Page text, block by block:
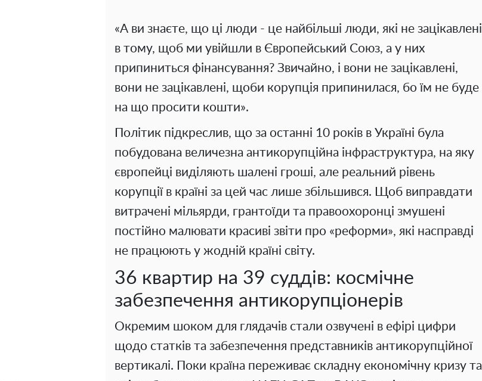
«А ви знаєте, що ці люди - це найбільші люди, які не зацікавлені
в тому, щоб ми увійшли в Європейський Союз, а у них
припиниться фінансування? Звичайно, і вони не зацікавлені,
вони не зацікавлені, щоби корупція припинилася, бо їм не буде
на що просити кошти».
Політик підкреслив, що за останні 10 років в Україні була
побудована величезна антикорупційна інфраструктура, на яку
європейці виділяють шалені гроші, але реальний рівень
корупції в країні за цей час лише збільшився. Щоб виправдати
витрачені мільярди, грантоїди та правоохоронці змушені
постійно малювати красиві звіти про «реформи», які насправді
не працюють у жодній країні світу.
36 квартир на 39 суддів: космічне
забезпечення антикорупціонерів
Окремим шоком для глядачів стали озвучені в ефірі цифри
щодо статків та забезпечення представників антикорупційної
вертикалі. Поки країна переживає складну економічну кризу та